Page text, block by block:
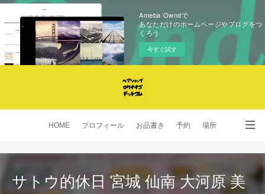
Ameba Owndで
あなただけのホームページやブログをつ
くろう
今すぐ試す
HOME プロフィール お品書き 予約 場所
サトウ的休日 宮城 仙南 大河原 美